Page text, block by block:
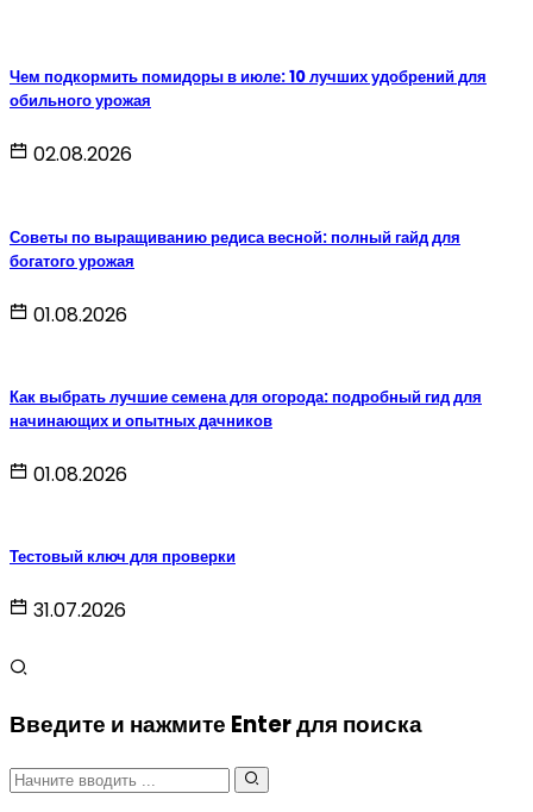
Чем подкормить помидоры в июле: 10 лучших удобрений для
обильного урожая
02.08.2026
Советы по выращиванию редиса весной: полный гайд для
богатого урожая
01.08.2026
Как выбрать лучшие семена для огорода: подробный гид для
начинающих и опытных дачников
01.08.2026
Тестовый ключ для проверки
31.07.2026
Введите и нажмите Enter для поиска